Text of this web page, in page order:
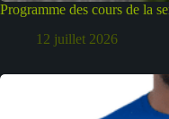
Programme des cours de la
12 juillet 2026